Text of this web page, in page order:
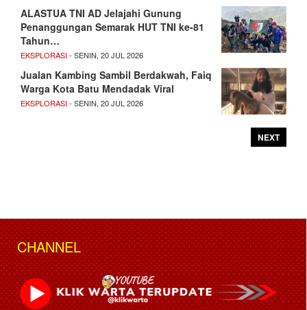
ALASTUA TNI AD Jelajahi Gunung
Penanggungan Semarak HUT TNI ke-81
Tahun…
EKSPLORASI- SENIN, 20 JUL 2026
Jualan Kambing Sambil Berdakwah, Faiq
Warga Kota Batu Mendadak Viral
EKSPLORASI- SENIN, 20 JUL 2026
NEXT
CHANNEL